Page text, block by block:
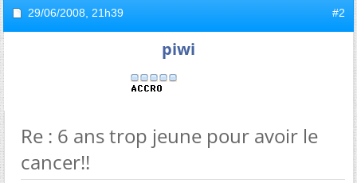
29/06/2008, 21h39 #2
piwi
Re : 6 ans trop jeune pour avoir le
cancer!!